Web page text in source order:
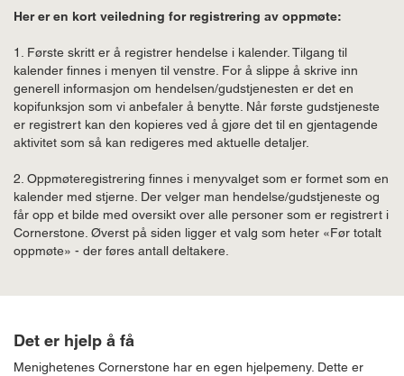
Her er en kort veiledning for registrering av oppmøte:
1. Første skritt er å registrer hendelse i kalender. Tilgang til
kalender finnes i menyen til venstre. For å slippe å skrive inn
generell informasjon om hendelsen/gudstjenesten er det en
kopifunksjon som vi anbefaler å benytte. Når første gudstjeneste
er registrert kan den kopieres ved å gjøre det til en gjentagende
aktivitet som så kan redigeres med aktuelle detaljer.
2. Oppmøteregistrering finnes i menyvalget som er formet som en
kalender med stjerne. Der velger man hendelse/gudstjeneste og
får opp et bilde med oversikt over alle personer som er registrert i
Cornerstone. Øverst på siden ligger et valg som heter «Før totalt
oppmøte» - der føres antall deltakere.
Det er hjelp å få
Menighetenes Cornerstone har en egen hjelpemeny. Dette er